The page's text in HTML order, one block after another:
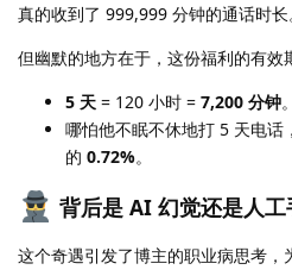
真的收到了 999,999 分钟的通话时长
但幽默的地方在于，这份福利的有效
5 天 = 120 小时 = 7,200 分钟。
哪怕他不眠不休地打 5 天电话
的 0.72%。
背后是 AI 幻觉还是人工
这个奇遇引发了博主的职业病思考，